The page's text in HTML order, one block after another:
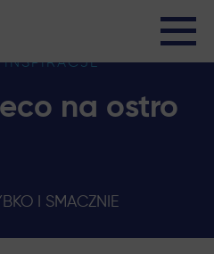
INSPIRACJE
na ostro
I SMACZNIE